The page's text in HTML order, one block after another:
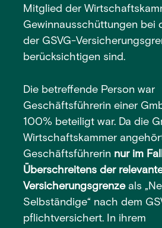
Mitglied der
Gewinnausschüttungen bei
der GSVG-
berücksichtigen sind.
Die betreffende Person war
Geschäftsführerin einer
100% beteiligt war. Da die
Wirtschaftskammer
Geschäftsführerin nur im
Überschreitens der
Versicherungsgrenzeals
Selbständige“ nach dem
pflichtversichert. In ihrem